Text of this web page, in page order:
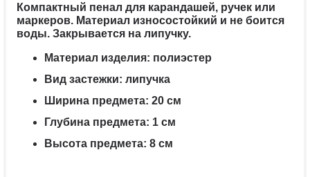
Компактный пенал для карандашей, ручек или
маркеров. Материал износостойкий и не боится
воды. Закрывается на липучку.
Материал изделия: полиэстер
Вид застежки: липучка
Ширина предмета: 20 см
Глубина предмета: 1 см
Высота предмета: 8 см